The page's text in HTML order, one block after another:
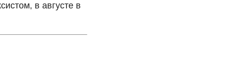
в августе в